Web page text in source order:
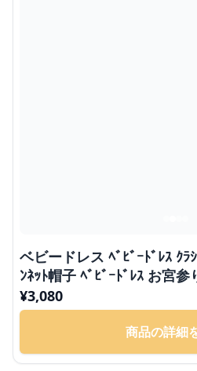
ベビードレス ﾍﾞﾋﾞｰﾄﾞﾚｽ ｸﾗ
ﾝﾈｯﾄ帽子 ﾍﾞﾋﾞｰﾄﾞﾚｽ お宮
のお宮参り用ボンネット帽
参り
¥3,080
商品の詳細